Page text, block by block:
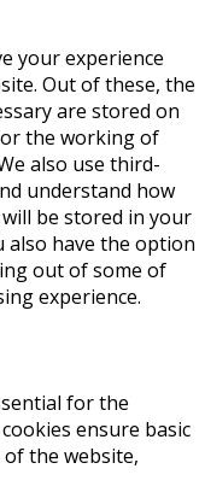
your experience
Out of these, the
are stored on
the working of
also use third-
understand how
be stored in your
also have the option
out of some of
experience.
for the
ensure basic
the website,